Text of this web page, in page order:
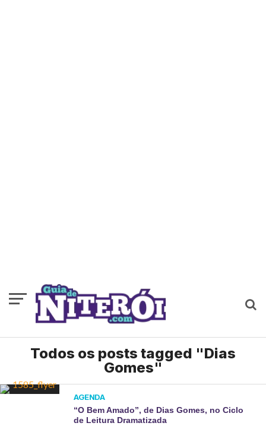
Todos os posts tagged "Dias
Gomes"
AGENDA
“O Bem Amado”, de Dias Gomes, no Ciclo
de Leitura Dramatizada